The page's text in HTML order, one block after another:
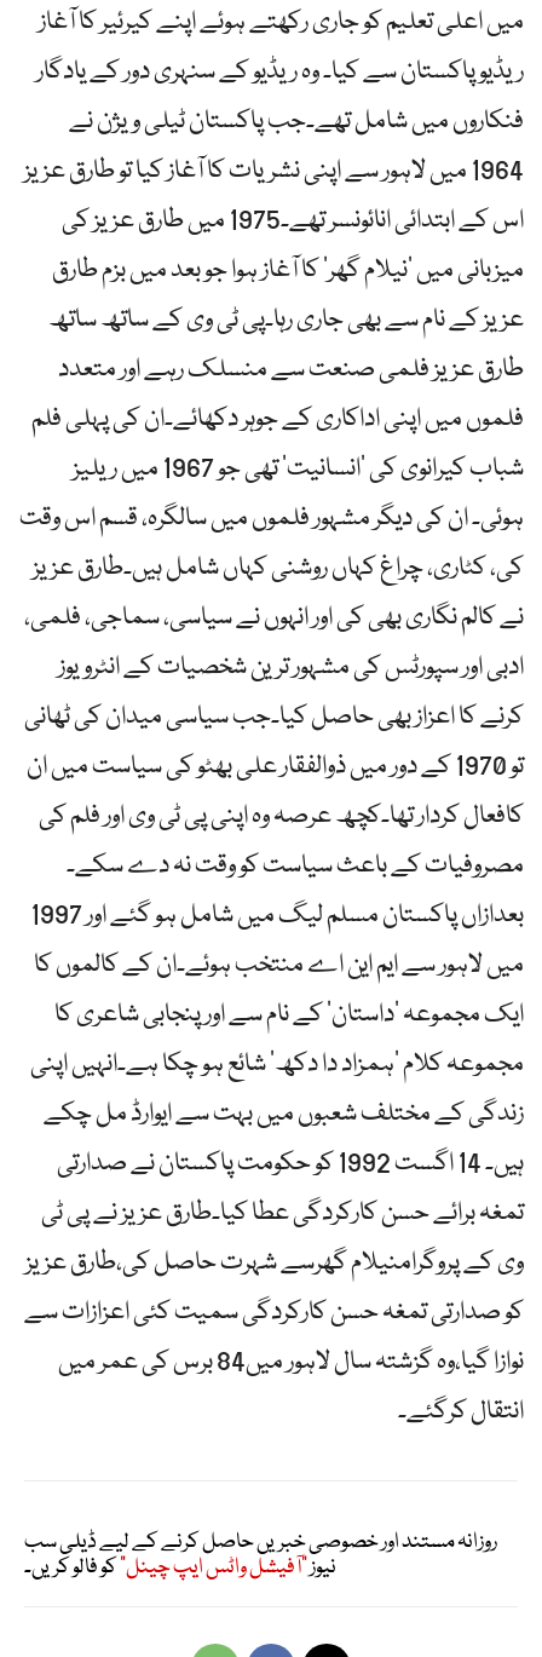
میں اعلی تعلیم کو جاری رکھتے ہوئے اپنے کیرئیر کا آغاز
ریڈیو پاکستان سے کیا۔ وہ ریڈیو کے سنہری دور کے یادگار
فنکاروں میں شامل تھے۔جب پاکستان ٹیلی ویژن نے
1964 میں لاہور سے اپنی نشریات کا آغاز کیا تو طارق عزیز
اس کے ابتدائی انائونسر تھے۔1975 میں طارق عزیز کی
میزبانی میں ‘نیلام گھر’ کا آغاز ہوا جو بعد میں بزم طارق
عزیز کے نام سے بھی جاری رہا۔پی ٹی وی کے ساتھ ساتھ
طارق عزیز فلمی صنعت سے منسلک رہے اور متعدد
فلموں میں اپنی اداکاری کے جوہر دکھائے۔ان کی پہلی فلم
شباب کیرانوی کی ‘انسانیت’ تھی جو 1967 میں ریلیز
ہوئی۔ ان کی دیگر مشہور فلموں میں سالگرہ، قسم اس وقت
کی، کٹاری، چراغ کہاں روشنی کہاں شامل ہیں۔طارق عزیز
نے کالم نگاری بھی کی اور انہوں نے سیاسی، سماجی، فلمی،
ادبی اور سپورٹس کی مشہور ترین شخصیات کے انٹرویوز
کرنے کا اعزاز بھی حاصل کیا۔جب سیاسی میدان کی ٹھانی
تو 1970 کے دور میں ذوالفقار علی بھٹو کی سیاست میں ان
کافعال کردار تھا۔کچھ عرصہ وہ اپنی پی ٹی وی اور فلم کی
مصروفیات کے باعث سیاست کو وقت نہ دے سکے۔
بعدازاں پاکستان مسلم لیگ میں شامل ہو گئے اور 1997
میں لاہور سے ایم این اے منتخب ہوئے۔ان کے کالموں کا
ایک مجموعہ ‘داستان’ کے نام سے اورپنجابی شاعری کا
مجموعہ کلام ‘ہمزاد دا دکھ’ شائع ہو چکا ہے۔انہیں اپنی
زندگی کے مختلف شعبوں میں بہت سے ایوارڈ مل چکے
ہیں۔ 14 اگست 1992 کو حکومت پاکستان نے صدارتی
تمغہ برائے حسن کارکردگی عطا کیا۔طارق عزیز نے پی ٹی
وی کے پروگرامنیلام گھرسے شہرت حاصل کی،طارق عزیز
کو صدارتی تمغہ حسن کارکردگی سمیت کئی اعزازات سے
نوازا گیا،وہ گزشتہ سال لاہور میں84 برس کی عمر میں
انتقال کرگئے۔
روزانہ مستند اور خصوصی خبریں حاصل کرنے کے لیے ڈیلی سب
نیوز"آفیشل واٹس ایپ چینل"کو فالو کریں۔